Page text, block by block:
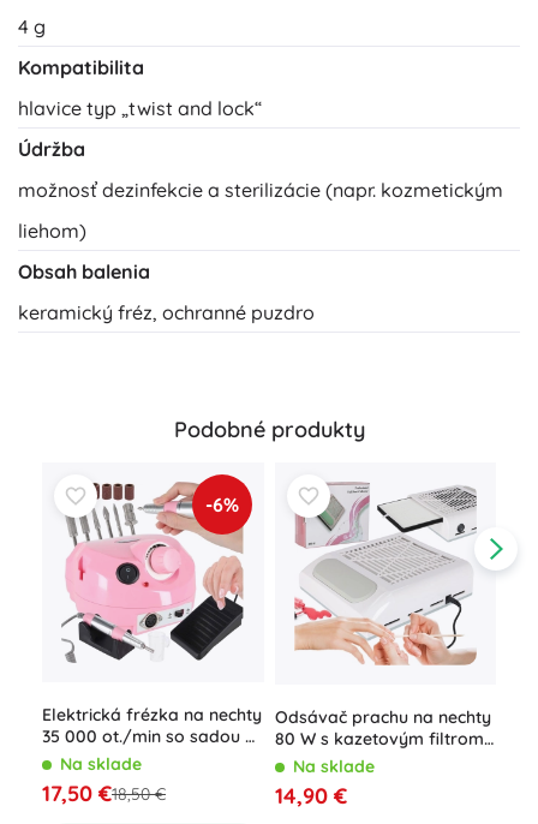
4 g
Kompatibilita
hlavice typ „twist and lock“
Údržba
možnosť dezinfekcie a sterilizácie (napr. kozmetickým
liehom)
Obsah balenia
keramický fréz, ochranné puzdro
Podobné produkty
-6%
Elektrická frézka na nechty
35 000 ot./min so sadou 6
nástavcov, ružová
Na sklade
17,50 €18,50 €
Odsávač prachu na nechty
80 W s kazetovým filtrom
bez vreciek
Na sklade
14,90 €